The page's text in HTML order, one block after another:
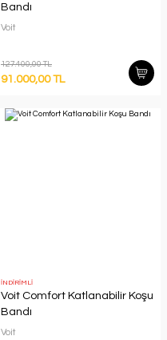
Bandı
Voit
127.400,00 TL
91.000,00 TL
İNDİRİMLİ
Voit Comfort Katlanabilir Koşu
Bandı
Voit